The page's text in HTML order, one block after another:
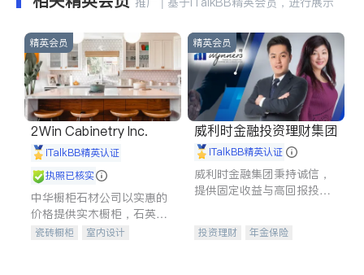
精英会员
2Win Cabinetry Inc.
iTalkBB精英认证
执照已核实
中华橱柜石材公司以实惠的
价格提供实木橱柜，石英石
台面，多种优质不锈钢水
瓷砖橱柜
室内设计
精英会员
威利时金融投资理财集团
iTalkBB精英认证
威利时金融集团秉持诚信，
提供固定收益与高回报投资
合，助力客户实现目标
投资理财
年金保险